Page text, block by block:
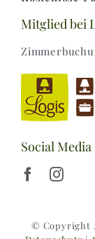
Mitglied bei
Social Media
© Copyright